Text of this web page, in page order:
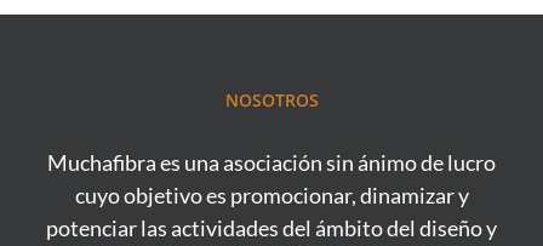
NOSOTROS
Muchafibra es una asociación sin ánimo de lucro
cuyo objetivo es promocionar, dinamizar y
potenciar las actividades del ámbito del diseño y